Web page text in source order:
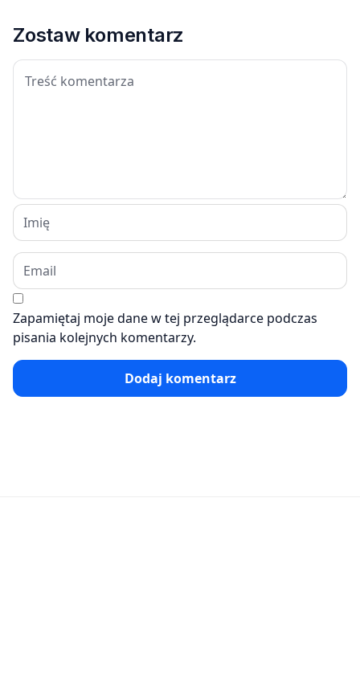
Zostaw komentarz
Zapamiętaj moje dane w tej przeglądarce podczas
pisania kolejnych komentarzy.
Dodaj komentarz